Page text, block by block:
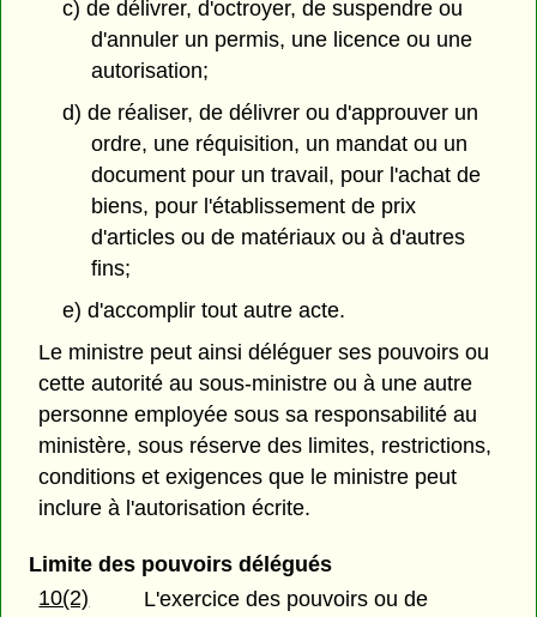
c) de délivrer, d'octroyer, de suspendre ou
d'annuler un permis, une licence ou une
autorisation;
d) de réaliser, de délivrer ou d'approuver un
ordre, une réquisition, un mandat ou un
document pour un travail, pour l'achat de
biens, pour l'établissement de prix
d'articles ou de matériaux ou à d'autres
fins;
e) d'accomplir tout autre acte.
Le ministre peut ainsi déléguer ses pouvoirs ou
cette autorité au sous-ministre ou à une autre
personne employée sous sa responsabilité au
ministère, sous réserve des limites, restrictions,
conditions et exigences que le ministre peut
inclure à l'autorisation écrite.
Limite des pouvoirs délégués
10(2)
L'exercice des pouvoirs ou de